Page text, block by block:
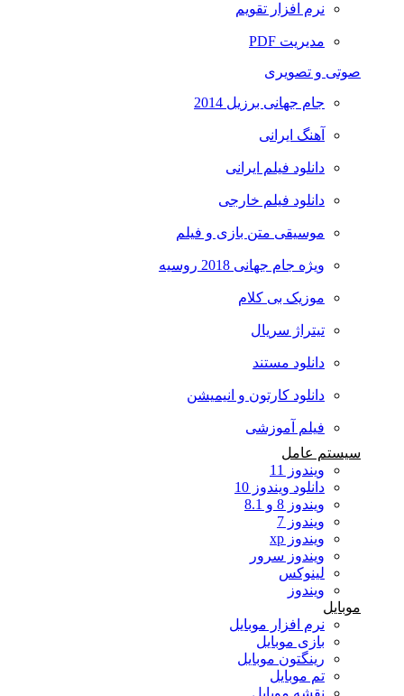
نرم افزار تقویم
مدیریت PDF
صوتی و تصویری
جام جهانی برزیل 2014
آهنگ ایرانی
دانلود فیلم ایرانی
دانلود فیلم خارجی
موسیقی متن بازی و فیلم
ویژه جام جهانی 2018 روسیه
موزیک بی کلام
تیتراژ سریال
دانلود مستند
دانلود کارتون و انیمیشن
فیلم آموزشی
سیستم عامل
ویندوز 11
دانلود ویندوز 10
ویندوز 8 و 8.1
ویندوز 7
ویندوز xp
ویندوز سرور
لینوکس
ویندوز
موبایل
نرم افزار موبایل
بازی موبایل
رینگتون موبایل
تم موبایل
نقشه موبایل